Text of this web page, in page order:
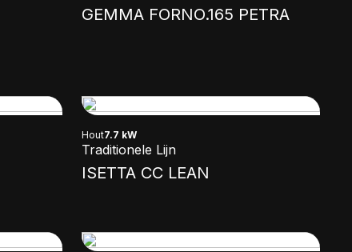
GEMMA FORNO.165 PETRA
Hout7.7 kW
Traditionele Lijn
ISETTA CC LEAN